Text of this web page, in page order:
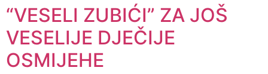
“VESELI ZUBIĆI” ZA JOŠ
VESELIJE DJEČIJE
OSMIJEHE